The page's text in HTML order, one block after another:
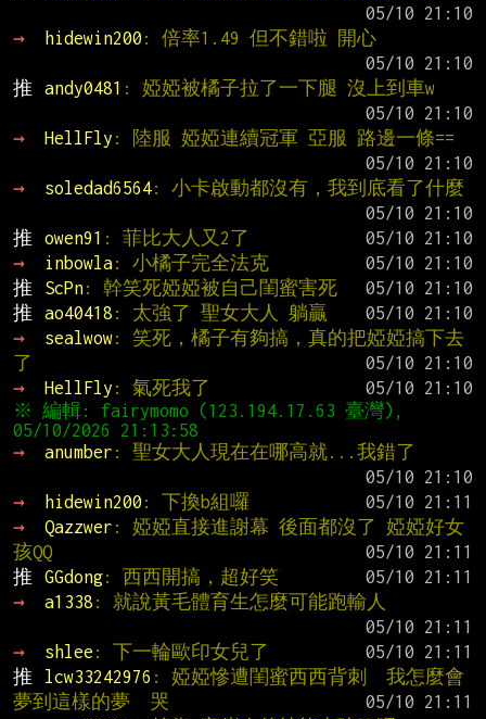
→
hidewin200 : 倍率1.49 但不錯啦 開心
推
andy0481 : 婭婭被橘子拉了一下腿 沒上到車w
→
HellFly : 陸服 婭婭連續冠軍 亞服 路邊一條==
→
soledad6564: 小卡啟動都沒有，我到底看了什麼
推
owen91 : 菲比大人又2了
→
inbowla: 小橘子完全法克
推
ScPn: 幹笑死婭婭被自己閨蜜害死
推
ao40418 : 太強了 聖女大人 躺贏
→
sealwow: 笑死，橘子有夠搞，真的把婭婭搞下去
了
→
HellFly : 氣死我了
※ 編輯: fairymomo (123.194.17.63 臺灣),
→
anumber : 聖女大人現在在哪高就...我錯了
→
hidewin200 : 下換b組囉
→
Qazzwer : 婭婭直接進謝幕 後面都沒了 婭婭好女
孩QQ
推
GGdong: 西西開搞，超好笑
→
a1338 : 就說黃毛體育生怎麼可能跑輸人
→
shlee : 下一輪歐印女兒了
推
lcw33242976 : 婭婭慘遭閨蜜西西背刺  我怎麼會
夢到這樣的夢  哭